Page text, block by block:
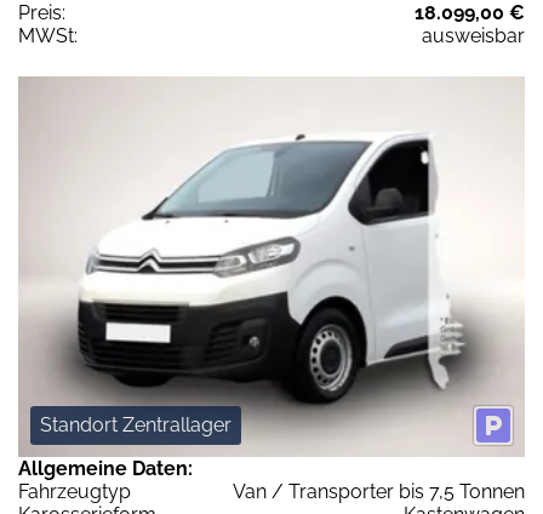
Preis:
18.099,00 €
MWSt:
ausweisbar
Standort Zentrallager
Allgemeine Daten:
Fahrzeugtyp
Van / Transporter bis 7,5 Tonnen